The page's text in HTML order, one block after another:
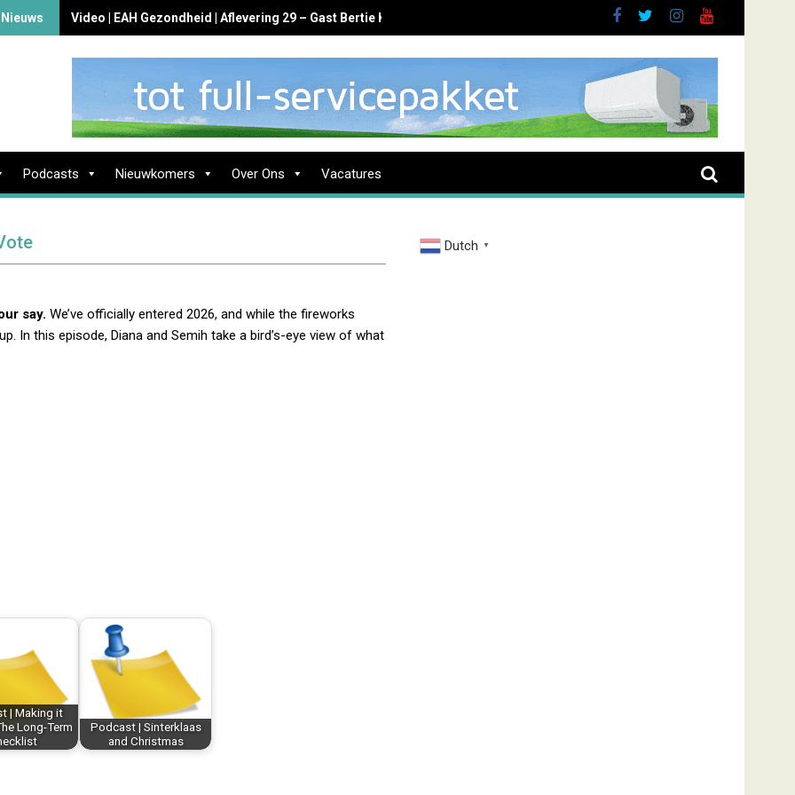
Video | EAH Gezondheid | Aflevering 29 – Gast Bertie Koussen
Podcasts Nieuwkomers Over Ons Vacatures
say. We’ve officially entered 2026, and while the fireworks
In this episode, Diana and Semih take a bird’s-eye view of what
| Making it
Long-Term
Podcast | Sinterklaas
and Christmas
Dutch ▼